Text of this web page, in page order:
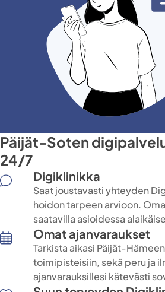
Päijät-Soten
24/7
Digiklinikka
Saat joustavasti yhteyden
hoidon tarpeen arvioon.
saatavilla asioidessa
Omat ajanvaraukset
Tarkista aikasi Päijät-
toimipisteisiin, sekä peru ja
ajanvarauksillesi kätevästi